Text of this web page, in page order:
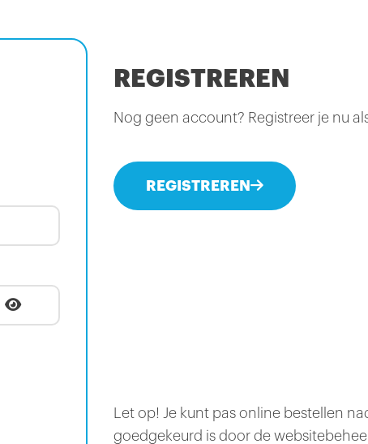
REGISTREREN
Nog geen account? Registreer je nu
REGISTREREN
Let op! Je kunt pas online bestellen
goedgekeurd is door de